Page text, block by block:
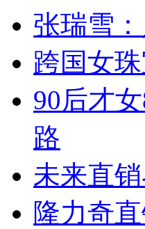
张瑞雪
跨国女
90后才
路
未来直
隆力奇